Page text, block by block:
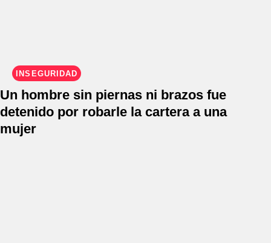
INSEGURIDAD
Un hombre sin piernas ni brazos fue
detenido por robarle la cartera a una
mujer